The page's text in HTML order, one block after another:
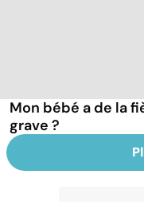
Mon bébé a de la
grave ?